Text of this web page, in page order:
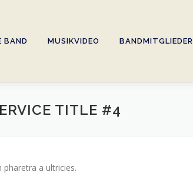
BAND MUSIKVIDEO BANDMITGLIEDER
TITLE #4
a ultricies.